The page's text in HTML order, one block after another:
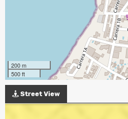
200 m
500 ft
Street View